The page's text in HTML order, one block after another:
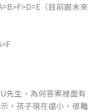
（目前跟未來
先生，為何答案裡面有
，孩子現在還小，很難